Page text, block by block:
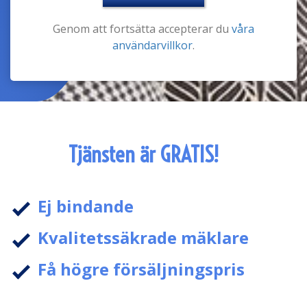
Genom att fortsätta accepterar du våra
användarvillkor.
Tjänsten är GRATIS!
Ej bindande
Kvalitetssäkrade mäklare
Få högre försäljningspris